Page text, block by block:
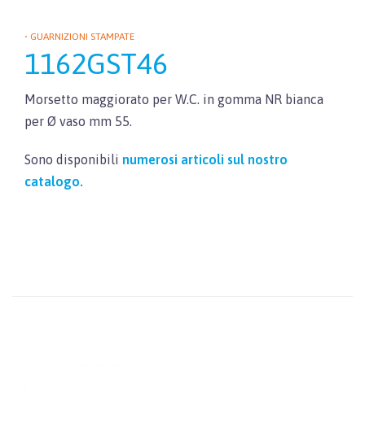
• GUARNIZIONI STAMPATE
1162GST46
Morsetto maggiorato per W.C. in gomma NR bianca
per Ø vaso mm 55.
Sono disponibili numerosi articoli sul nostro
catalogo.